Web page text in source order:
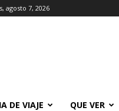
agosto 7, 2026
DE VIAJE
QUE VER